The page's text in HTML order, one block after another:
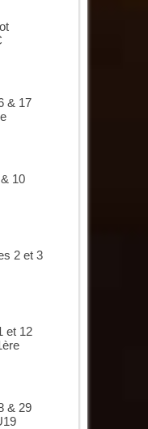
& 17
10
2 et 3
et 12
& 29